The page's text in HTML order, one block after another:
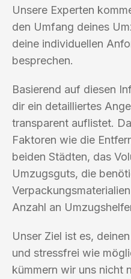
Unsere Experten
den Umfang deines
deine individuellen
besprechen.
Basierend auf diesen
dir ein detailliertes
transparent auflistet.
Faktoren wie die
beiden Städten, das
Umzugsguts, die
Anzahl an
Unser Ziel ist es,
und stressfrei wie
kümmern wir uns nicht